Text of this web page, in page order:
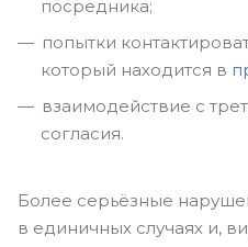
посредника;
попытки
который находится в
взаимодействие с
согласия.
Более серьёзные
в единичных случаях и,